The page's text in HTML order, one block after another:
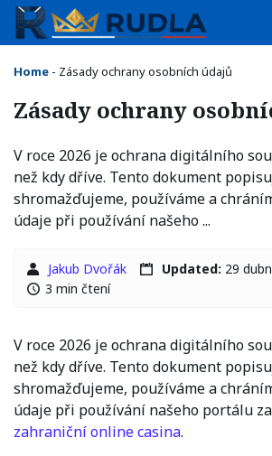
Home - Zásady ochrany osobních údajů
Zásady ochrany
V roce 2026 je ochrana digitálního
než kdy dříve. Tento dokument
shromažďujeme, používáme a
údaje při používání našeho ...
Jakub Dvořák Updated: 29
3 min čtení
V roce 2026 je ochrana digitálního
než kdy dříve. Tento dokument
shromažďujeme, používáme a
údaje při používání našeho portálu
zahraniční online casina.